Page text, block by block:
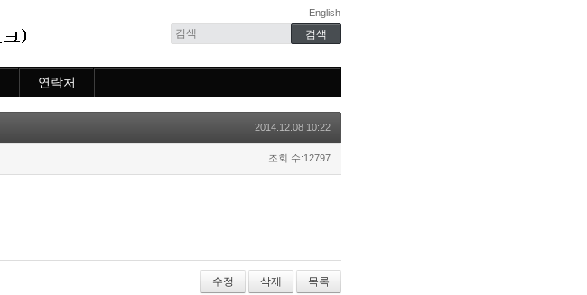
English
연락처
2014.12.08 10:22
조회 수:12797
수정 삭제 목록